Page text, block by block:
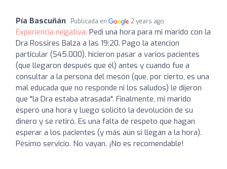
Pía Bascuñán Publicada en 2 years ago
Experiencia negativa: Pedi una hora para mi marido con la
Dra Rossires Balza a las 19:20. Pago la atencion
particular ($45.000), hicieron pasar a varios pacientes
(que llegaron después que él) antes y cuando fue a
consultar a la persona del mesón (que, por cierto, es una
mal educada que no responde ni los saludos) le dijeron
que "la Dra estaba atrasada". Finalmente, mi marido
esperó una hora y luego solicitó la devolución de su
dinero y se retiró. Es una falta de respeto que hagan
esperar a los pacientes (y más aún si llegan a la hora).
Pésimo servicio. No vayan. ¡No es recomendable!